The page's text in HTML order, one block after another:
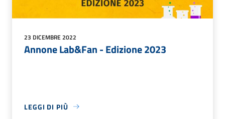
23 DICEMBRE 2022
Annone Lab&Fan - Edizione 2023
LEGGI DI PIÙ